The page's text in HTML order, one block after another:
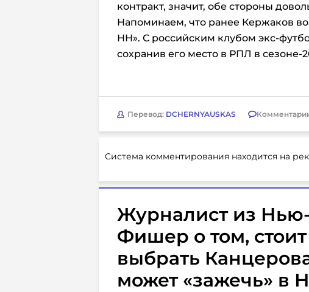
контракт, значит, обе стороны
Напоминаем, что ранее Кержаков
НН». С российским клубом экс-
сохранив его место в РПЛ в сезоне-
Перевод: DCHERNYAUSKAS
Система комментирования находится на
Журналист из
Фишер о том,
выбрать
может «зажечь» в